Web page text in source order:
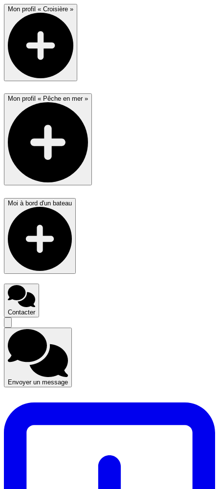
Mon profil « Croisière »
Mon profil « Pêche en mer »
Moi à bord d'un bateau
Contacter
Envoyer un message